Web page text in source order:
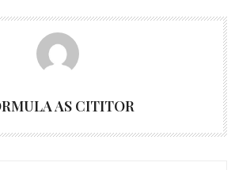
AS CITITOR